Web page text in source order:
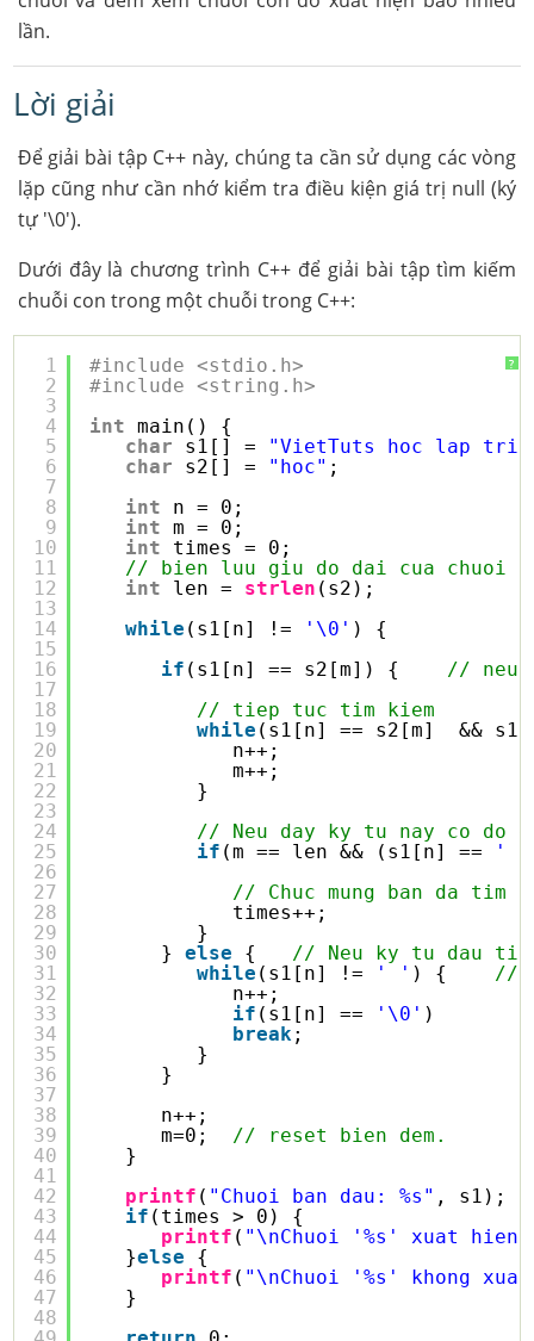
lần.
Lời giải
Để giải bài tập C++ này, chúng ta cần sử dụng các vòng
lặp cũng như cần nhớ kiểm tra điều kiện giá trị null (ký
tự '\0').
Dưới đây là chương trình C++ để giải bài tập tìm kiếm
chuỗi con trong một chuỗi trong C++:
?
1
2
3
4
5
6
7
8
9
10
11
12
13
14
15
16
17
18
19
20
21
22
23
24
25
26
27
28
29
30
31
32
33
34
35
36
37
38
39
40
41
42
43
44
45
46
47
48
#include <stdio.h>
#include <string.h>
int
main() {
char
s1[] = "VietTuts hoc lap
char
s2[] = "hoc" ;
int
n = 0;
int
m = 0;
int
times = 0;
// bien luu giu do dai cua chuoi
int
len = strlen (s2);
while (s1[n] != '\0' ) {
if (s1[n] == s2[m]) { // neu
// tiep tuc tim kiem
while (s1[n] == s2[m]  &&
n++;
m++;
}
// Neu day ky tu nay co do
if (m == len && (s1[n] ==
' '
// Chuc mung ban da tim
times++;
}
} else { // Neu ky tu dau
while (s1[n] != ' ' ) { //
n++;
if (s1[n] == '\0' )
break;
}
}
n++;
m=0; // reset bien dem.
}
printf ( "Chuoi ban dau: %s" , s1);
if (times > 0) {
printf ( "\nChuoi '%s' xuat hien
}else
{
printf ( "\nChuoi '%s' khong
}